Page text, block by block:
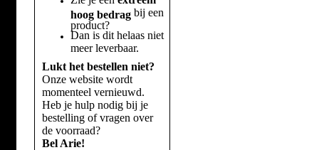
hoog bedragbij een
product?
Dan is dit helaas niet
meer leverbaar.
Lukt het bestellen niet?
Onze website wordt
momenteel vernieuwd.
Heb je hulp nodig bij je
bestelling of vragen over
de voorraad?
Bel Arie!